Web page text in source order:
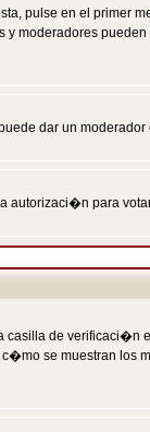
pulse en el primer
moderadores
dar un
autorizaci�n para
de verificaci�n
c�mo se muestran